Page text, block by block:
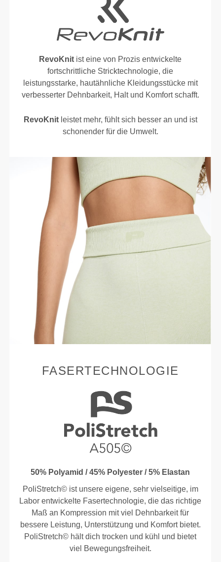
RevoKnit ist eine von Prozis entwickelte
fortschrittliche Stricktechnologie, die
leistungsstarke, hautähnliche Kleidungsstücke mit
verbesserter Dehnbarkeit, Halt und Komfort schafft.
RevoKnitleistet mehr, fühlt sich besser an und ist
schonender für die Umwelt.
FASERTECHNOLOGIE
50% Polyamid / 45% Polyester / 5% Elastan
PoliStretch© ist unsere eigene, sehr vielseitige, im
Labor entwickelte Fasertechnologie, die das richtige
Maß an Kompression mit viel Dehnbarkeit für
bessere Leistung, Unterstützung und Komfort bietet.
PoliStretch© hält dich trocken und kühl und bietet
viel Bewegungsfreiheit.